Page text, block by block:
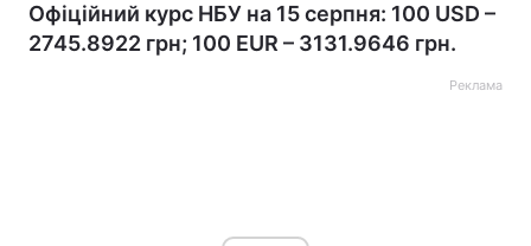
Офіційний курс НБУ на 15 серпня: 100 USD –
2745.8922 грн; 100 EUR – 3131.9646 грн.
Реклама